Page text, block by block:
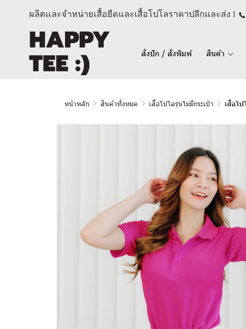
ผลิตและจำหน่ายเสื้อยืดและเสื้อโปโลราคาปลีกและส่ง l
สั่งปัก / สั่งพิมพ์ สินค้า
หน้าหลัก สินค้าทั้งหมด เสื้อโปโลรุ่นไม่มีกระเป๋า เสื้อโ